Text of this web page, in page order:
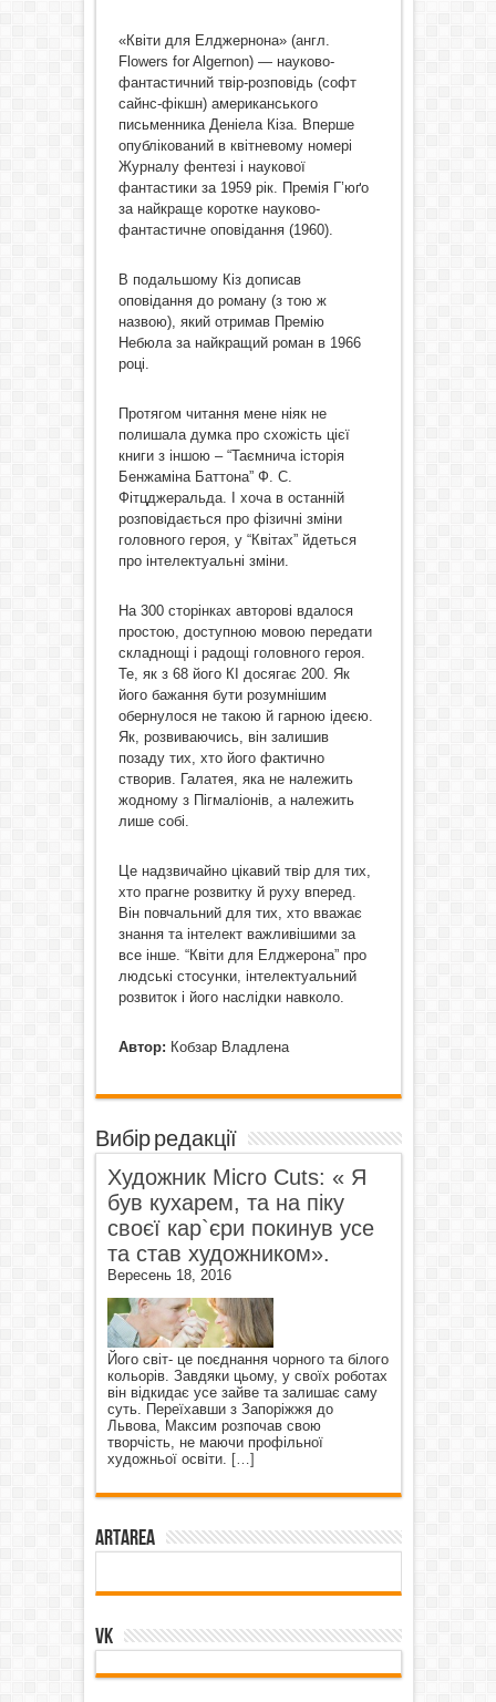
«Квіти для Елджернона» (англ.
Flowers for Algernon) — науково-
фантастичний твір-розповідь (софт
сайнс-фікшн) американського
письменника Деніела Кіза. Вперше
опублікований в квітневому номері
Журналу фентезі і наукової
фантастики за 1959 рік. Премія Г’юґо
за найкраще коротке науково-
фантастичне оповідання (1960).
В подальшому Кіз дописав
оповідання до роману (з тою ж
назвою), який отримав Премію
Небюла за найкращий роман в 1966
році.
Протягом читання мене ніяк не
полишала думка про схожість цієї
книги з іншою – “Таємнича історія
Бенжаміна Баттона” Ф. С.
Фітцджеральда. І хоча в останній
розповідається про фізичні зміни
головного героя, у “Квітах” йдеться
про інтелектуальні зміни.
На 300 сторінках авторові вдалося
простою, доступною мовою передати
складнощі і радощі головного героя.
Те, як з 68 його КІ досягає 200. Як
його бажання бути розумнішим
обернулося не такою й гарною ідеєю.
Як, розвиваючись, він залишив
позаду тих, хто його фактично
створив. Галатея, яка не належить
жодному з Пігмаліонів, а належить
лише собі.
Це надзвичайно цікавий твір для тих,
хто прагне розвитку й руху вперед.
Він повчальний для тих, хто вважає
знання та інтелект важливішими за
все інше. “Квіти для Елджерона” про
людські стосунки, інтелектуальний
розвиток і його наслідки навколо.
Автор: Кобзар Владлена
Вибір редакції
Художник Micro Cuts: « Я
був кухарем, та на піку
своєї кар`єри покинув усе
та став художником».
Вересень 18, 2016
Його світ- це поєднання чорного та білого
кольорів. Завдяки цьому, у своїх роботах
він відкидає усе зайве та залишає саму
суть. Переїхавши з Запоріжжя до
Львова, Максим розпочав свою
творчість, не маючи профільної
художньої освіти. […]
ArtArea
VK